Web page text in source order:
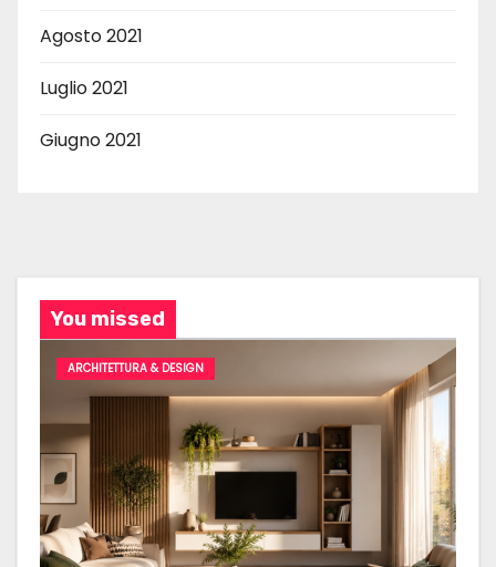
Agosto 2021
Luglio 2021
Giugno 2021
You missed
ARCHITETTURA & DESIGN